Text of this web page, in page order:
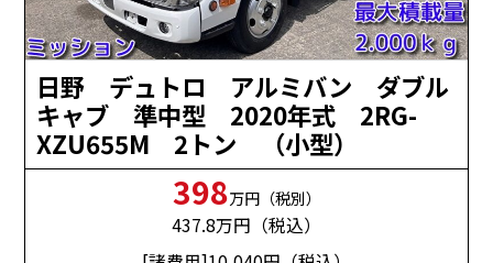
日野 デュトロ アルミバン ダブル
キャブ 準中型 2020年式 2RG-
XZU655M 2トン （小型）
398万円（税別）
437.8万円（税込）